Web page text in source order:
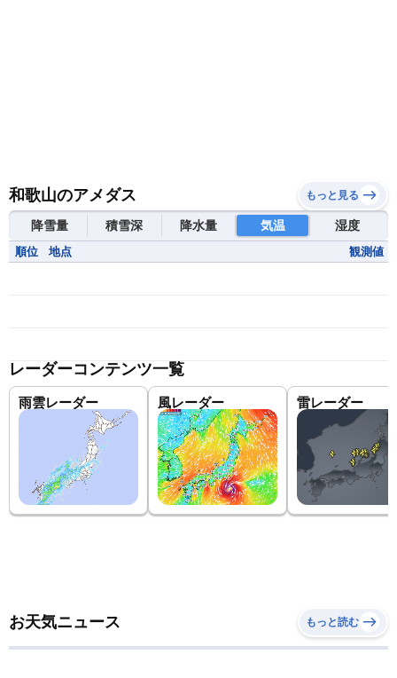
和歌山のアメダス もっと見る
降雪量 積雪深 降水量 気温 湿度
順位 地点 観測値
レーダーコンテンツ一覧
雨雲レーダー 風レーダー 雷レーダー
お天気ニュース もっと読む